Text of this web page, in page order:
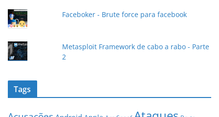
Faceboker - Brute force para facebook
Metasploit Framework de cabo a rabo - Parte
2
Tags